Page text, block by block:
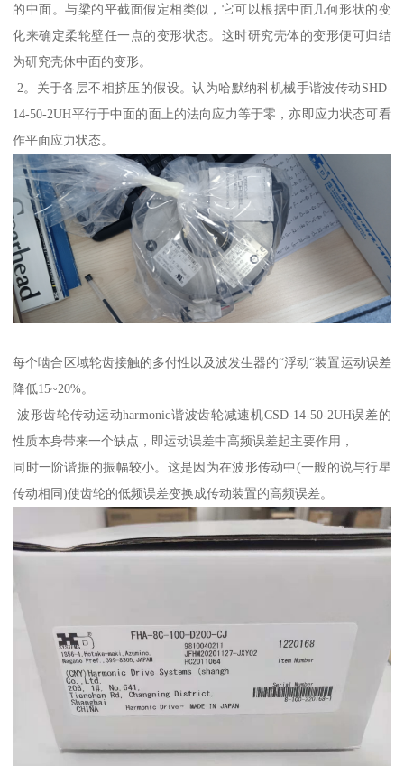
的中面。与梁的平截面假定相类似，它可以根据中面几何形状的变
化来确定柔轮壁任一点的变形状态。这时研究壳体的变形便可归结
为研究壳休中面的变形。
2。关于各层不相挤压的假设。认为哈默纳科机械手谐波传动SHD-
14-50-2UH平行于中面的面上的法向应力等于零，亦即应力状态可看
作平面应力状态。
每个啮合区域轮齿接触的多付性以及波发生器的“浮动“装置运动误差
降低15~20%。
波形齿轮传动运动harmonic谐波齿轮减速机CSD-14-50-2UH误差的
性质本身带来一个缺点，即运动误差中高频误差起主要作用，
同时一阶谐振的振幅较小。这是因为在波形传动中(一般的说与行星
传动相同)使齿轮的低频误差变换成传动装置的高频误差。